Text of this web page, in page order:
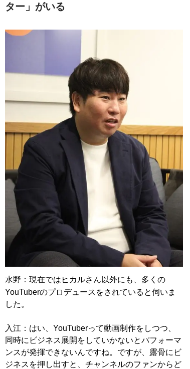
ター」がいる
水野：現在ではヒカルさん以外にも、多くの
YouTuberのプロデュースをされていると伺いま
した。
入江：はい、YouTuberって動画制作をしつつ、
同時にビジネス展開をしていかないとパフォーマ
ンスが発揮できないんですね。ですが、露骨にビ
ジネスを押し出すと、チャンネルのファンからど